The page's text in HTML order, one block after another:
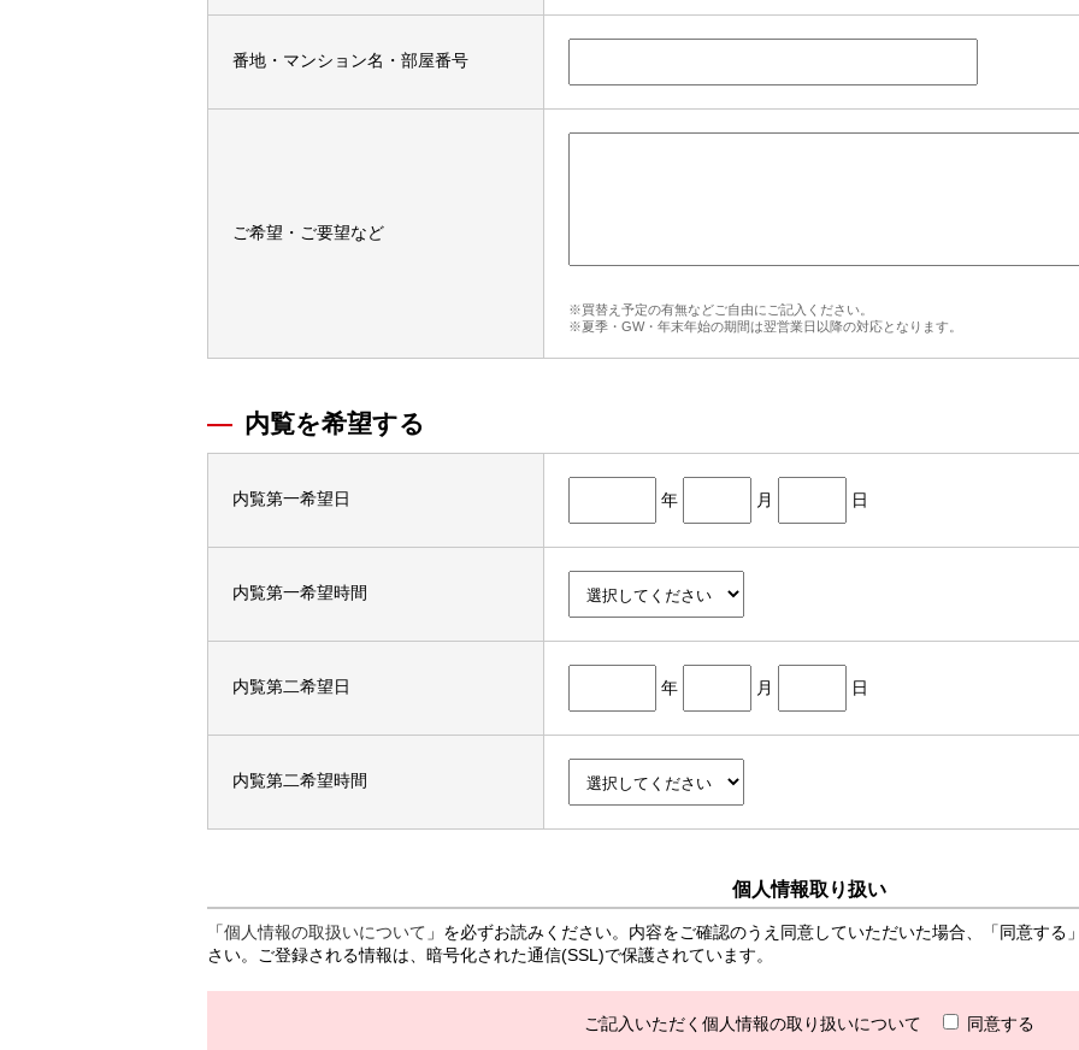
番地・マンション名・部屋番号
ご希望・ご要望など
※買替え予定の有無などご自由にご記入ください。
※夏季・GW・年末年始の期間は翌営業日以降の対応となります。
内覧を希望する
内覧第一希望日 年 月 日
内覧第一希望時間
内覧第二希望日 年 月 日
内覧第二希望時間
個人情報取り扱い
「個人情報の取扱いについて 」を必ずお読みください。内容をご確認のうえ同意していただいた場合、「同意す
さい。ご登録される情報は、暗号化された通信(SSL)で保護されています。
ご記入いただく個人情報の取り扱いについて 同意する